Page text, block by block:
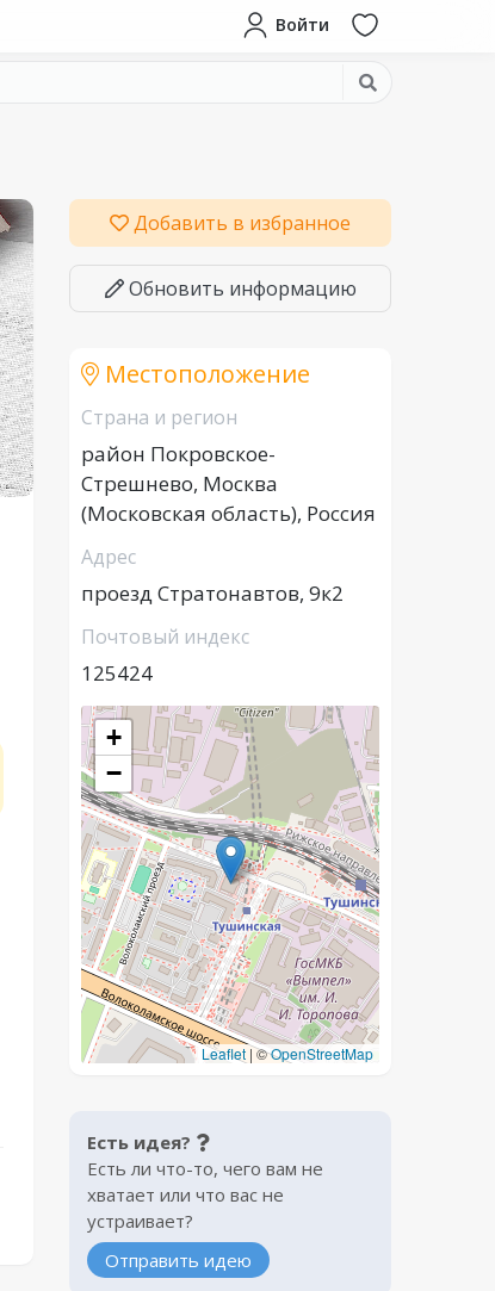
Войти
Добавить в избранное
Обновить информацию
Местоположение
Страна и регион
район Покровское-
Стрешнево, Москва
(Московская область), Россия
Адрес
проезд Стратонавтов, 9к2
Почтовый индекс
125424
+
−
Leaflet |©OpenStreetMap
Есть идея?
Есть ли что-то, чего вам не
хватает или что вас не
устраивает?
Отправить идею